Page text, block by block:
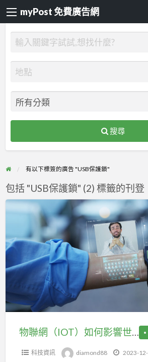
myPost 免費廣告網
搜尋
有以下標簽的廣告 "USB保護鎖"
包括 "USB保護鎖" (2) 標籤的刊登
物
（IOT）
何
響
世
物聯網（IOT）如何影響世界增強工作？
科技資訊 diamond88 2023-